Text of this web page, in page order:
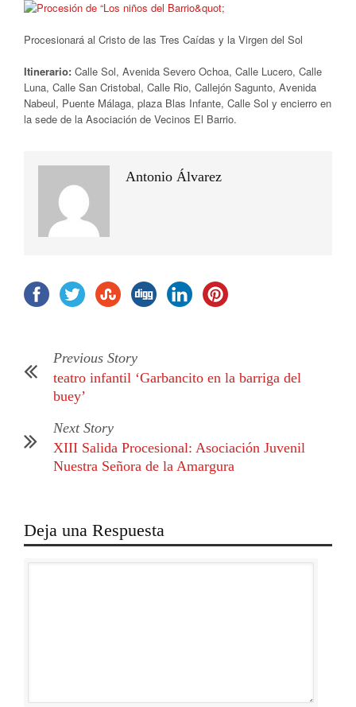
Procesionará al Cristo de las Tres Caídas y la Virgen del Sol
Itinerario: Calle Sol, Avenida Severo Ochoa, Calle Lucero, Calle
Luna, Calle San Cristobal, Calle Rio, Callejón Sagunto, Avenida
Nabeul, Puente Málaga, plaza Blas Infante, Calle Sol y encierro en
la sede de la Asociación de Vecinos El Barrio.
Antonio Álvarez
Previous Story
teatro infantil ‘Garbancito en la barriga del
buey’
Next Story
XIII Salida Procesional: Asociación Juvenil
Nuestra Señora de la Amargura
Deja una Respuesta